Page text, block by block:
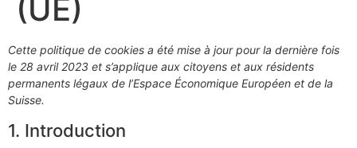
(UE)
Cette politique de cookies a été mise à jour pour la dernière fois
le 28 avril 2023 et s’applique aux citoyens et aux résidents
permanents légaux de l’Espace Économique Européen et de la
Suisse.
1. Introduction